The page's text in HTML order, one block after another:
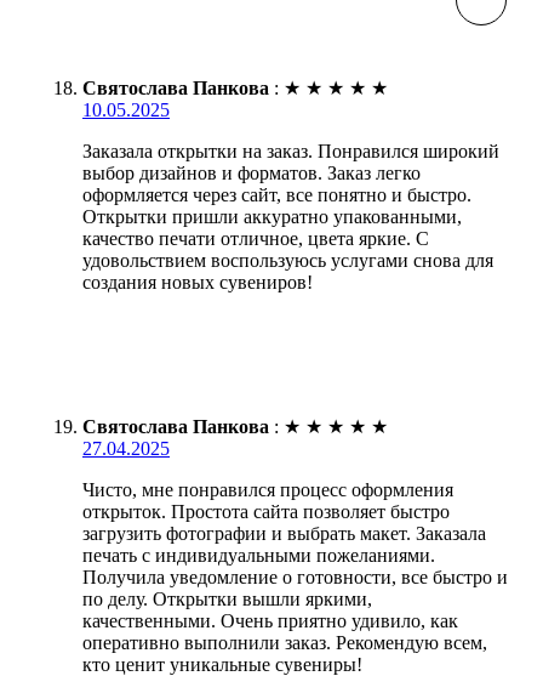
Святослава Панкова : ★ ★ ★ ★ ★
10.05.2025
Заказала открытки на заказ. Понравился широкий
выбор дизайнов и форматов. Заказ легко
оформляется через сайт, все понятно и быстро.
Открытки пришли аккуратно упакованными,
качество печати отличное, цвета яркие. С
удовольствием воспользуюсь услугами снова для
создания новых сувениров!
Святослава Панкова : ★ ★ ★ ★ ★
27.04.2025
Чисто, мне понравился процесс оформления
открыток. Простота сайта позволяет быстро
загрузить фотографии и выбрать макет. Заказала
печать с индивидуальными пожеланиями.
Получила уведомление о готовности, все быстро и
по делу. Открытки вышли яркими,
качественными. Очень приятно удивило, как
оперативно выполнили заказ. Рекомендую всем,
кто ценит уникальные сувениры!